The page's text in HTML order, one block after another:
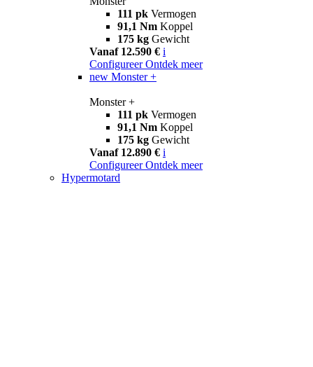
111 pk Vermogen
91,1 Nm Koppel
175 kg Gewicht
Vanaf 12.590 € i
Configureer Ontdek meer
new Monster +
Monster +
111 pk Vermogen
91,1 Nm Koppel
175 kg Gewicht
Vanaf 12.890 € i
Configureer Ontdek meer
Hypermotard